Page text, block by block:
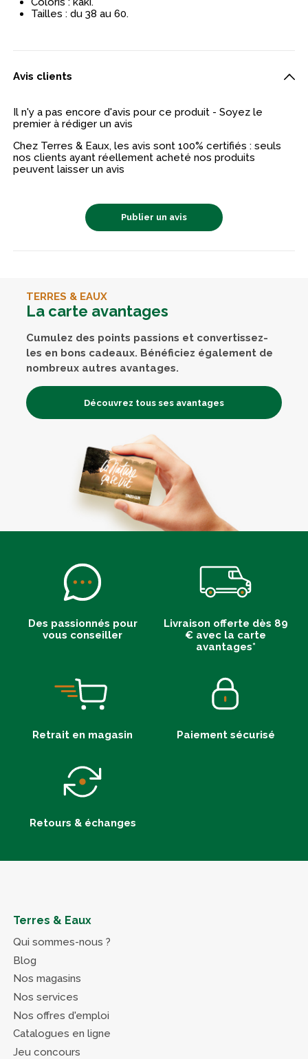
Tailles : du 38 au 60.
Avis clients
Il n'y a pas encore d'avis pour ce produit - Soyez le
premier à rédiger un avis
Chez Terres & Eaux, les avis sont 100% certifiés : seuls
nos clients ayant réellement acheté nos produits
peuvent laisser un avis
Publier un avis
TERRES & EAUX
La carte avantages
Cumulez des points passions et convertissez-
les en bons cadeaux. Bénéficiez également de
nombreux autres avantages.
Découvrez tous ses avantages
Des passionnés pour
vous conseiller
Livraison offerte dès 89
€ avec la carte
avantages*
Retrait en magasin Paiement sécurisé
Retours & échanges
Terres & Eaux
Qui sommes-nous ?
Blog
Nos magasins
Nos services
Nos offres d'emploi
Catalogues en ligne
Jeu concours